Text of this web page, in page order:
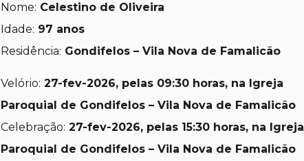
Nome: Celestino de Oliveira
Idade: 97 anos
Residência: Gondifelos – Vila Nova de Famalicão
Velório: 27-fev-2026, pelas 09:30 horas, na Igreja
Paroquial de Gondifelos – Vila Nova de Famalicão
Celebração: 27-fev-2026, pelas 15:30 horas, na Igreja
Paroquial de Gondifelos – Vila Nova de Famalicão